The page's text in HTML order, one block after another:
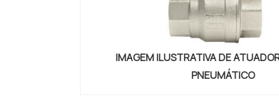
IMAGEM ILUSTRATIVA DE
PNEUMÁTICO